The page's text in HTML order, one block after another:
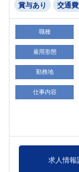
賞与あり 交通
職種
雇用形態
勤務地
仕事内容
求人情報